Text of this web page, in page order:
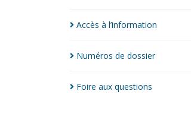
Accès à l’information
Numéros de dossier
Foire aux questions